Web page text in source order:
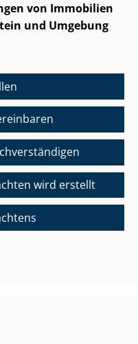
von Immobilien
und Umgebung
wird erstellt